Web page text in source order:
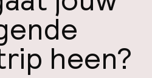
heen?